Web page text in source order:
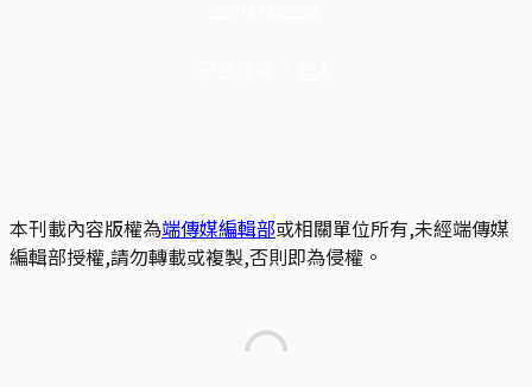
本刊載內容版權為端傳媒編輯部或相關單位所有,未經端傳媒
編輯部授權,請勿轉載或複製,否則即為侵權。